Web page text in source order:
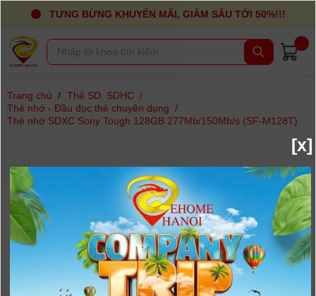
TƯNG BỪNG KHUYẾN MÃI, GIẢM SÂU TỚI 50%!!!
Trang chủ / Thẻ SD, SDHC /
Thẻ nhớ - Đầu đọc thẻ chuyên dụng /
Thẻ nhớ SDXC Sony Tough 128GB 277Mb/150Mb/s (SF-M128T)
[x]